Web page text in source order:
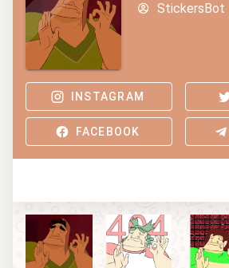
StickersBot
INSTAGRAM
FACEBOOK